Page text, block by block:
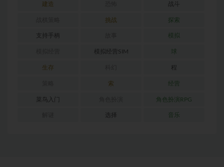
建造 战斗
挑战 探索
支持手柄 模拟
模拟经营SIM 球
生存 程
索 经营
菜鸟入门 角色扮演RPG
选择 音乐